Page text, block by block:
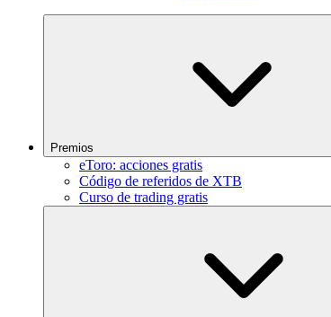
Premios
eToro: acciones gratis
Código de referidos de XTB
Curso de trading gratis